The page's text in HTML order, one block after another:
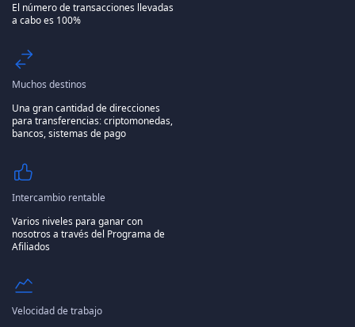
El número de transacciones llevadas
a cabo es 100%
Muchos destinos
Una gran cantidad de direcciones
para transferencias: criptomonedas,
bancos, sistemas de pago
Intercambio rentable
Varios niveles para ganar con
nosotros a través del Programa de
Afiliados
Velocidad de trabajo